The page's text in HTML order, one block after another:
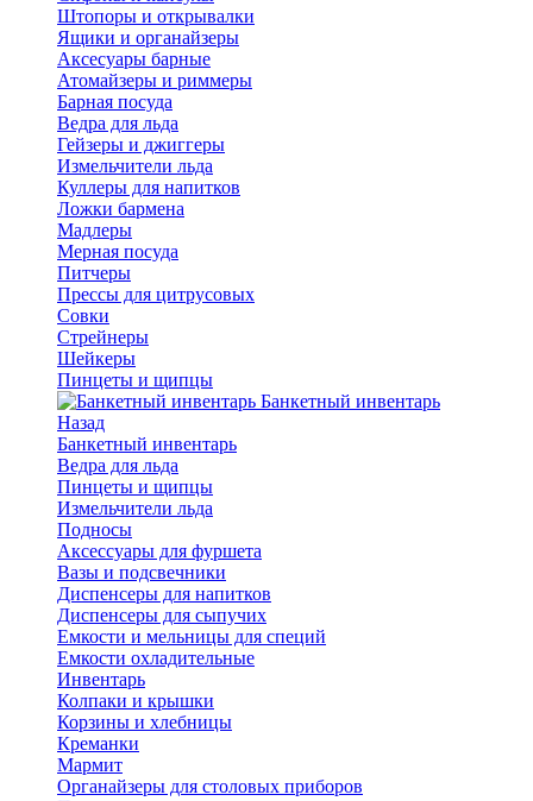
Штопоры и открывалки
Ящики и органайзеры
Аксесуары барные
Атомайзеры и риммеры
Барная посуда
Ведра для льда
Гейзеры и джиггеры
Измельчители льда
Куллеры для напитков
Ложки бармена
Мадлеры
Мерная посуда
Питчеры
Прессы для цитрусовых
Совки
Стрейнеры
Шейкеры
Пинцеты и щипцы
Банкетный инвентарь
Назад
Банкетный инвентарь
Ведра для льда
Пинцеты и щипцы
Измельчители льда
Подносы
Аксессуары для фуршета
Вазы и подсвечники
Диспенсеры для напитков
Диспенсеры для сыпучих
Емкости и мельницы для специй
Емкости охладительные
Инвентарь
Колпаки и крышки
Корзины и хлебницы
Креманки
Мармит
Органайзеры для столовых приборов